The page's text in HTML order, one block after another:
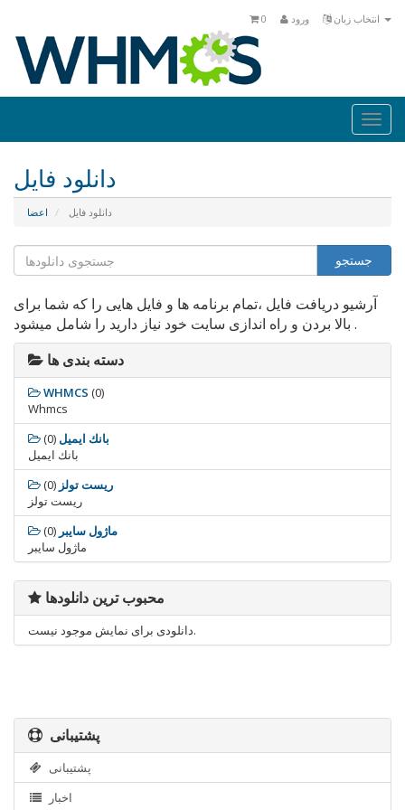
ورود 0
دانلود فایل
اعضا دانلود فایل
آرشیو دریافت فایل ،تمام برنامه ها و فایل هایی را که شما برای
بالا بردن و راه اندازی سایت خود نیاز دارید را شامل میشود .
دسته بندی ها
WHMCS (0)
Whmcs
بانك ايميل (0)
بانك ايميل
ريست تولز (0)
ريست تولز
ماژول سايبر (0)
ماژول سايبر
محبوب ترین دانلودها
دانلودی برای نمایش موجود نیست.
پشتیبانی
پشتیبانی
اخبار